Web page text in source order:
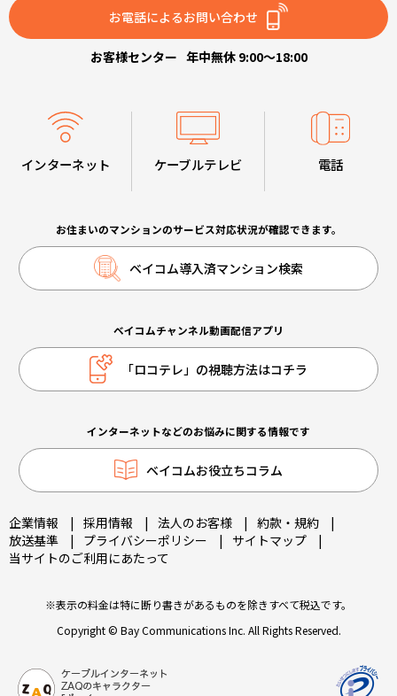
お電話によるお問い合わせ
お客様センター 年中無休 9:00～18:00
インターネット ケーブルテレビ 電話
お住まいのマンションのサービス対応状況が確認できます。
ベイコム導入済マンション検索
ベイコムチャンネル動画配信アプリ
「ロコテレ」の視聴方法はコチラ
インターネットなどのお悩みに関する情報です
ベイコムお役立ちコラム
企業情報 | 採用情報 | 法人のお客様 | 約款・規約
|
放送基準
| プライバシーポリシー | サイトマップ
|
当サイトのご利用にあたって
※表示の料金は特に断り書きがあるものを除きすべて税込です。
Copyright © Bay Communications Inc. All Rights Reserved.